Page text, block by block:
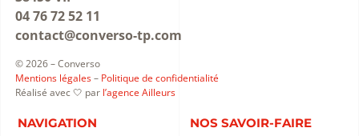
04 76 72 52 11
contact@converso-tp.com
© 2026 – Converso
Mentions légales– Politique de confidentialité
Réalisé avec 🤍 par l’agence Ailleurs
NAVIGATION NOS SAVOIR-FAIRE